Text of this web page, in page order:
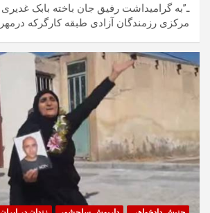
ـ”به گرامیداشت رفیق جان باخته بابک
مرکزی رزمندگان آزادی طبقه کارگرکه